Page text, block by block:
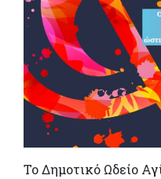
Το Δημοτικό Ωδείο